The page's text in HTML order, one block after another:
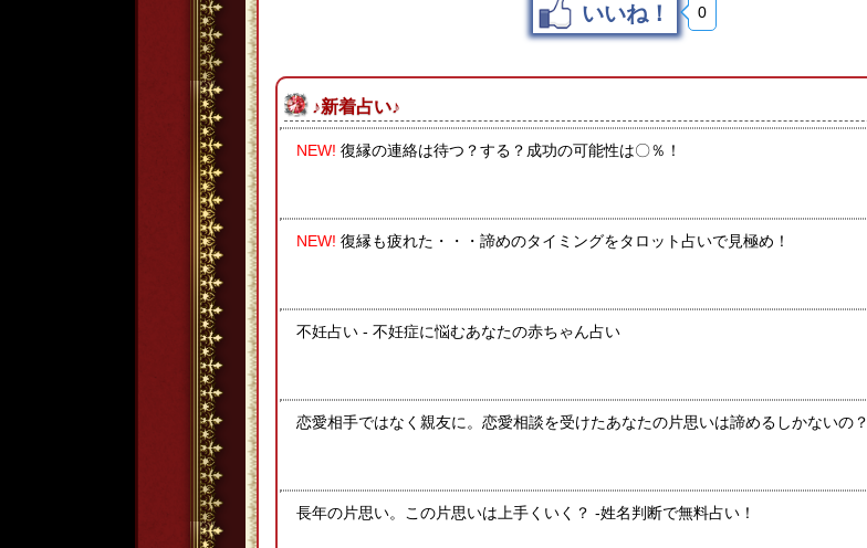
いいね！ 0
♪新着占い♪
NEW! 復縁の連絡は待つ？する？成功の可能性は〇％！
NEW! 復縁も疲れた・・・諦めのタイミングをタロット占いで見極め！
不妊占い - 不妊症に悩むあなたの赤ちゃん占い
恋愛相手ではなく親友に。恋愛相談を受けたあなたの片思いは諦めるしかないの？
長年の片思い。この片思いは上手くいく？ -姓名判断で無料占い！